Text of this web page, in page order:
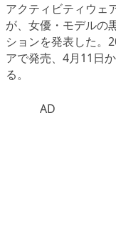
アクティビティウェ
が、女優・モデルの
ションを発表した。
アで発売、4月11日
る。
AD